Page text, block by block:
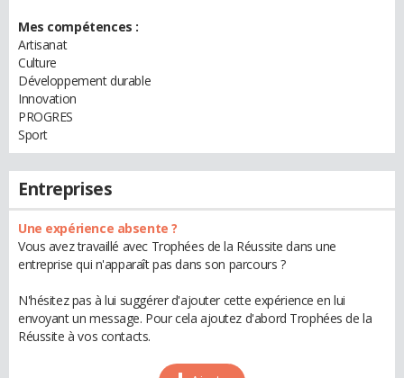
Mes compétences :
Artisanat
Culture
Développement durable
Innovation
PROGRES
Sport
Entreprises
Une expérience absente ?
Vous avez travaillé avec Trophées de la Réussite dans une
entreprise qui n'apparaît pas dans son parcours ?
N'hésitez pas à lui suggérer d'ajouter cette expérience en lui
envoyant un message. Pour cela ajoutez d'abord Trophées de la
Réussite à vos contacts.